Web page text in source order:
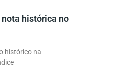
histórica no
histórico na